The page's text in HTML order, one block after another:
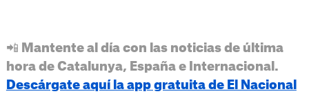
📲 Mantente al día con las noticias de última
hora de Catalunya, España e Internacional.
Descárgate aquí la app gratuita de El Nacional